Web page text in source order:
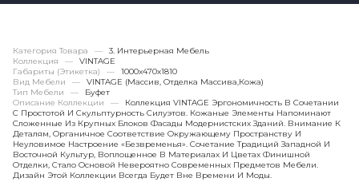
Категория Товара —
3. Интерьерная Мебель
Коллекция
—
VINTAGE
Габариты (этикетка)
—
1000х470x1810
Вид Мебели
—
VINTAGE (массив, Отделка Массива,кожа)
Тип Мебели
—
Буфет
Описание Коллекции
—
Коллекция VINTAGE Эргономичность В Сочетании
С Простотой И Скульптурность Силуэтов. Кожаные Элементы Напоминают
Сложенные Из Крупных Блоков Фасады Модернистских Зданий. Внимание К
Деталям, Органичное Соответствие Окружающему Пространству И
Неуловимое Настроение «безвременья». Сочетание Традиций Западной И
Восточной Культур, Воплощенное В Материалах И Цветах Финишной
Отделки, Стало Основой Невероятно Современных Предметов Мебели.
Дизайн Этой Коллекции Всегда Будет Вне Времени И Моды.